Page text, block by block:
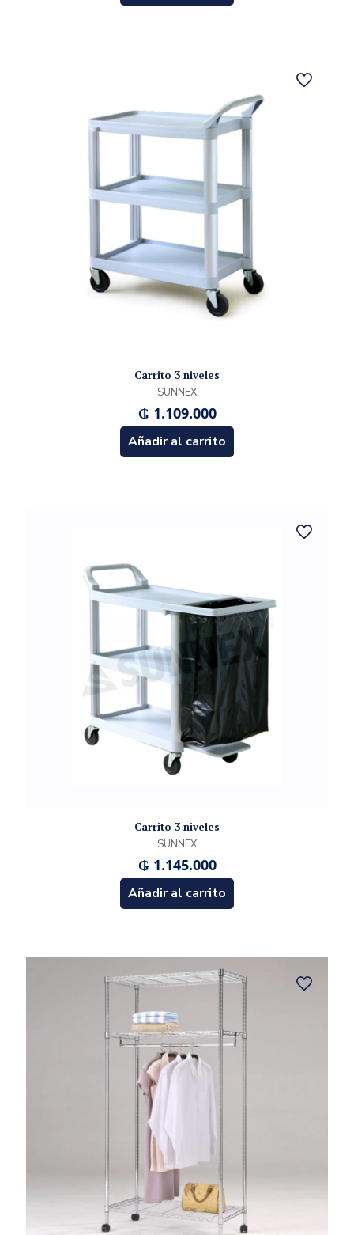
Carrito 3 niveles
SUNNEX
₲1.109.000
Añadir al carrito
Carrito 3 niveles
SUNNEX
₲1.145.000
Añadir al carrito